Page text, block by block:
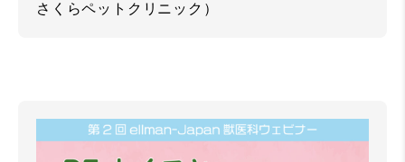
さくらペットクリニック）